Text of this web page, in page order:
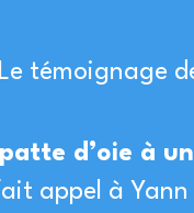
Le témoignage
d’oie à
appel à